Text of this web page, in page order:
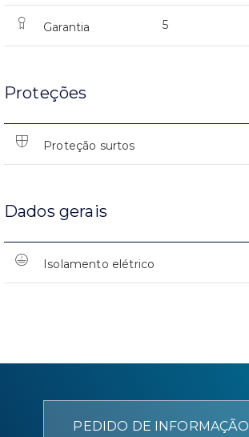
Garantia 5
Proteções
Proteção surtos
Dados gerais
Isolamento elétrico
PEDIDO DE INFORMAÇÃO